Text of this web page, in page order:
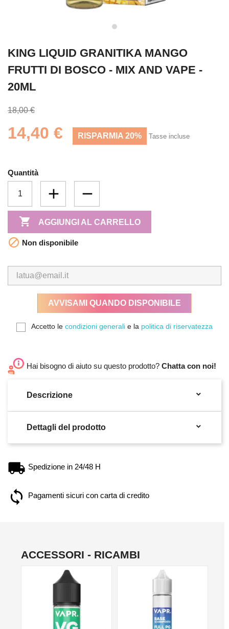
KING LIQUID GRANITIKA MANGO
FRUTTI DI BOSCO - MIX AND VAPE -
20ML
18,00 €
14,40 € RISPARMIA 20% Tasse incluse
Quantità
 AGGIUNGI AL CARRELLO
 Non disponibile
AVVISAMI QUANDO DISPONIBILE
Accetto le condizioni generali e la politica di riservatezza
Hai bisogno di aiuto su questo prodotto? Chatta con noi!
Descrizione 
Dettagli del prodotto 
Spedizione in 24/48 H
Pagamenti sicuri con carta di credito
ACCESSORI - RICAMBI